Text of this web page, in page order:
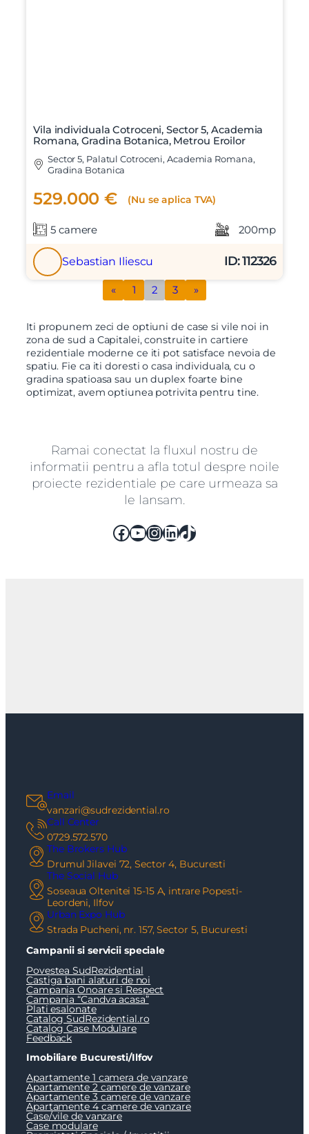
Vila individuala Cotroceni, Sector 5, Academia
Romana, Gradina Botanica, Metrou Eroilor
Sector 5, Palatul Cotroceni, Academia Romana,
Gradina Botanica
529.000 € (Nu se aplica TVA)
5 camere 200mp
Sebastian Iliescu ID: 112326
« 1 2 3 »
Iti propunem zeci de optiuni de case si vile noi in
zona de sud a Capitalei, construite in cartiere
rezidentiale moderne ce iti pot satisface nevoia de
spatiu. Fie ca iti doresti o casa individuala, cu o
gradina spatioasa sau un duplex foarte bine
optimizat, avem optiunea potrivita pentru tine.
Ramai conectat la fluxul nostru de
informatii pentru a afla totul despre noile
proiecte rezidentiale pe care urmeaza sa
le lansam.
Facebook
YouTube
Instagram
LinkedIn
TikTok
Email
vanzari@sudrezidential.ro
Call Center
0729.572.570
The Brokers Hub
Drumul Jilavei 72, Sector 4, Bucuresti
The Social Hub
Soseaua Oltenitei 15-15 A, intrare Popesti-
Leordeni, Ilfov
Urban Expo Hub
Strada Pucheni, nr. 157, Sector 5, Bucuresti
Campanii si servicii speciale
Povestea SudRezidential
Castiga bani alaturi de noi
Campania Onoare si Respect
Campania “Candva acasa”
Plati esalonate
Catalog SudRezidential.ro
Catalog Case Modulare
Feedback
Imobiliare Bucuresti/Ilfov
Apartamente 1 camera de vanzare
Apartamente 2 camere de vanzare
Apartamente 3 camere de vanzare
Apartamente 4 camere de vanzare
Case/vile de vanzare
Case modulare